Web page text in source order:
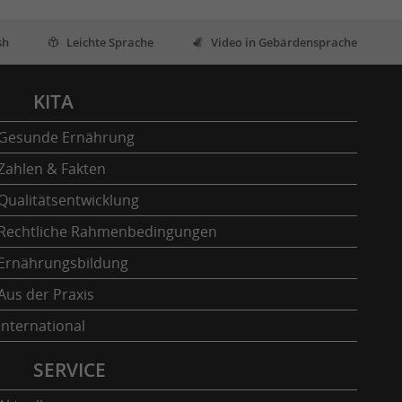
Leichte Sprache Video in Gebärdensprache
KITA
Ernährung
& Fakten
Rahmenbedingungen
der Praxis
SERVICE